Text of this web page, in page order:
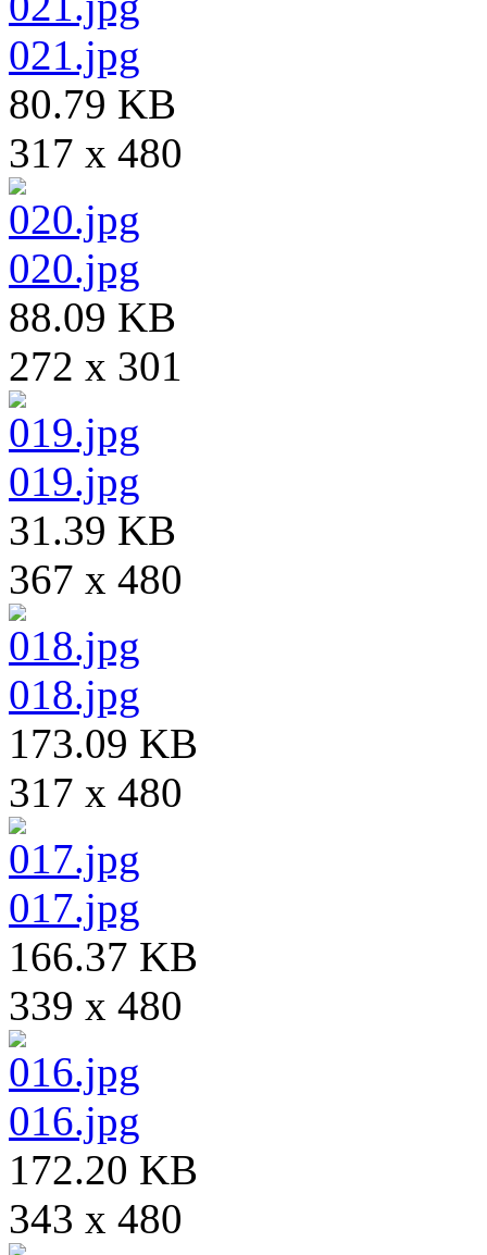
021.jpg
80.79 KB
317 x 480
020.jpg
88.09 KB
272 x 301
019.jpg
31.39 KB
367 x 480
018.jpg
173.09 KB
317 x 480
017.jpg
166.37 KB
339 x 480
016.jpg
172.20 KB
343 x 480